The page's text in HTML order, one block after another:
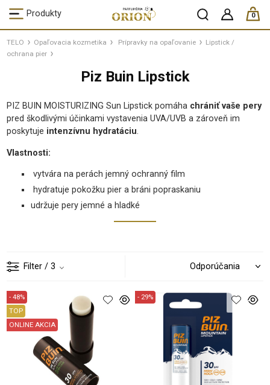
Produkty 0
ks /
TELO Opaľovacia kozmetika Prípravky na opaľovanie
Lipstick /
ochrana pier
Piz Buin Lipstick
PIZ BUIN MOISTURIZING Sun Lipstick pomáha chrániť vaše pery
pred škodlivými účinkami vystavenia UVA/UVB a zároveň im
poskytuje intenzívnu hydratáciu.
Vlastnosti:
vytvára na perách jemný ochranný film
hydratuje pokožku pier a bráni popraskaniu
udržuje pery jemné a hladké
Filter / 3
- 48%
TOP
ONLINE AKCIA
- 29%